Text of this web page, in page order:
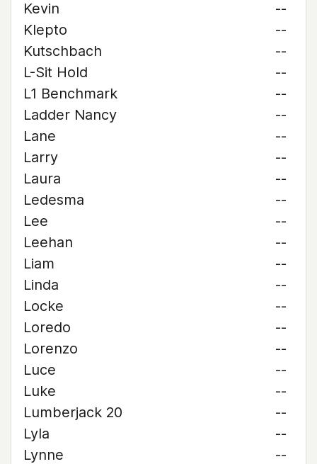
Kevin
--
Klepto
--
Kutschbach
--
L-Sit Hold
--
L1 Benchmark
--
Ladder Nancy
--
Lane
--
Larry
--
Laura
--
Ledesma
--
Lee
--
Leehan
--
Liam
--
Linda
--
Locke
--
Loredo
--
Lorenzo
--
Luce
--
Luke
--
Lumberjack 20
--
Lyla
--
Lynne
--